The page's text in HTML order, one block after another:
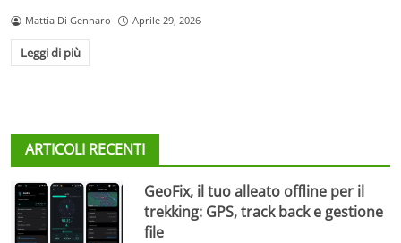
Mattia Di Gennaro Aprile 29, 2026
Leggi di più
ARTICOLI RECENTI
GeoFix, il tuo alleato offline per il
trekking: GPS, track back e gestione
file